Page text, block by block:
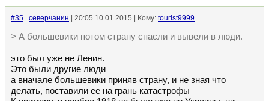
#35 северчанин | 20:05 10.01.2015 | Кому: tourist9999
> А большевики потом страну спасли и вывели в люди.
это был уже не Ленин.
Это были другие люди
а вначале большевики приняв страну, и не зная что
делать, поставили ее на грань катастрофы